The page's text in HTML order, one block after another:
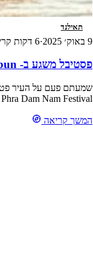
תאילנד
9 באוק׳ 2025 ·6 דקות קריאה
פסטיבל משגע ב- Phetachabun וטיול ב- Khao Kho
Phra Dam Nam Festival
המשך קריאה